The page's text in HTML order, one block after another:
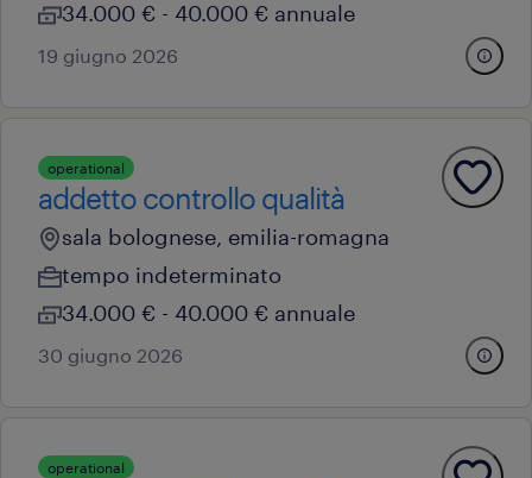
34.000 € - 40.000 € annuale
19 giugno 2026
operational
addetto controllo qualità
sala bolognese, emilia-romagna
tempo indeterminato
34.000 € - 40.000 € annuale
30 giugno 2026
operational